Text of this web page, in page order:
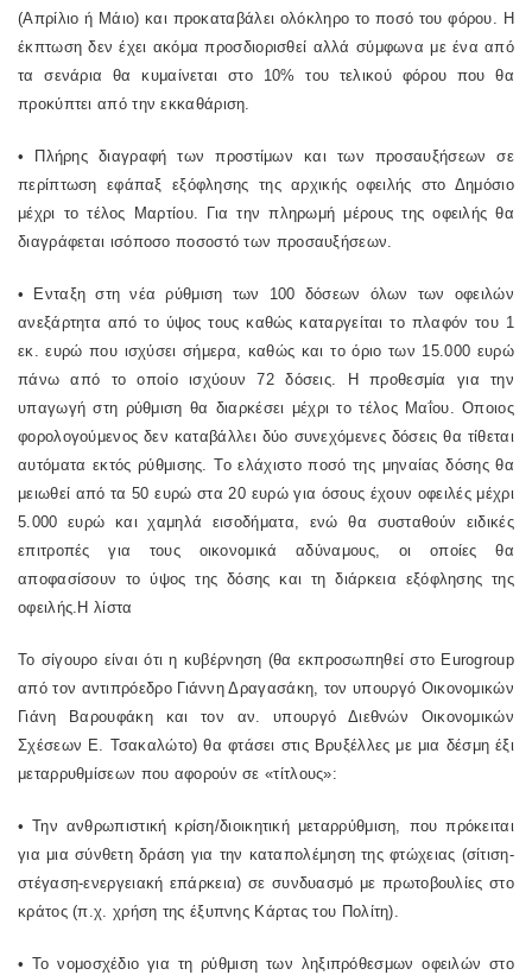
(Απρίλιο ή Μάιο) και προκαταβάλει ολόκληρο το ποσό του φόρου. Η
έκπτωση δεν έχει ακόμα προσδιορισθεί αλλά σύμφωνα με ένα από
τα σενάρια θα κυμαίνεται στο 10% του τελικού φόρου που θα
προκύπτει από την εκκαθάριση.
• Πλήρης διαγραφή των προστίμων και των προσαυξήσεων σε
περίπτωση εφάπαξ εξόφλησης της αρχικής οφειλής στο Δημόσιο
μέχρι το τέλος Μαρτίου. Για την πληρωμή μέρους της οφειλής θα
διαγράφεται ισόποσο ποσοστό των προσαυξήσεων.
• Ενταξη στη νέα ρύθμιση των 100 δόσεων όλων των οφειλών
ανεξάρτητα από το ύψος τους καθώς καταργείται το πλαφόν του 1
εκ. ευρώ που ισχύσει σήμερα, καθώς και το όριο των 15.000 ευρώ
πάνω από το οποίο ισχύουν 72 δόσεις. Η προθεσμία για την
υπαγωγή στη ρύθμιση θα διαρκέσει μέχρι το τέλος Μαΐου. Οποιος
φορολογούμενος δεν καταβάλλει δύο συνεχόμενες δόσεις θα τίθεται
αυτόματα εκτός ρύθμισης. Το ελάχιστο ποσό της μηναίας δόσης θα
μειωθεί από τα 50 ευρώ στα 20 ευρώ για όσους έχουν οφειλές μέχρι
5.000 ευρώ και χαμηλά εισοδήματα, ενώ θα συσταθούν ειδικές
επιτροπές για τους οικονομικά αδύναμους, οι οποίες θα
αποφασίσουν το ύψος της δόσης και τη διάρκεια εξόφλησης της
οφειλής.Η λίστα
Το σίγουρο είναι ότι η κυβέρνηση (θα εκπροσωπηθεί στο Eurogroup
από τον αντιπρόεδρο Γιάννη Δραγασάκη, τον υπουργό Οικονομικών
Γιάνη Βαρουφάκη και τον αν. υπουργό Διεθνών Οικονομικών
Σχέσεων Ε. Τσακαλώτο) θα φτάσει στις Βρυξέλλες με μια δέσμη έξι
μεταρρυθμίσεων που αφορούν σε «τίτλους»:
• Την ανθρωπιστική κρίση/διοικητική μεταρρύθμιση, που πρόκειται
για μια σύνθετη δράση για την καταπολέμηση της φτώχειας (σίτιση-
στέγαση-ενεργειακή επάρκεια) σε συνδυασμό με πρωτοβουλίες στο
κράτος (π.χ. χρήση της έξυπνης Κάρτας του Πολίτη).
• Το νομοσχέδιο για τη ρύθμιση των ληξιπρόθεσμων οφειλών στο